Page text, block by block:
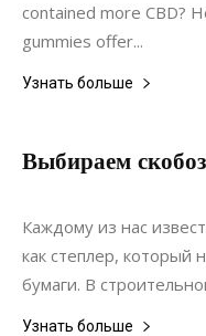
contained more CBD?
gummies offer...
Узнать больше
Выбираем
16.10.2020
Каждому из нас
как степлер, который
бумаги. В
Узнать больше